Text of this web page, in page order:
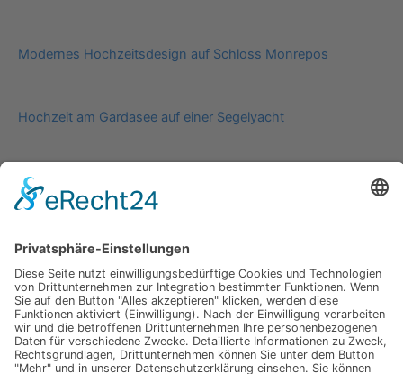
Modernes Hochzeitsdesign auf Schloss Monrepos
Hochzeit am Gardasee auf einer Segelyacht
Impressum
Werbung
Einsendung
AGB
Datenschutzerklärung
Impressum
Werbung